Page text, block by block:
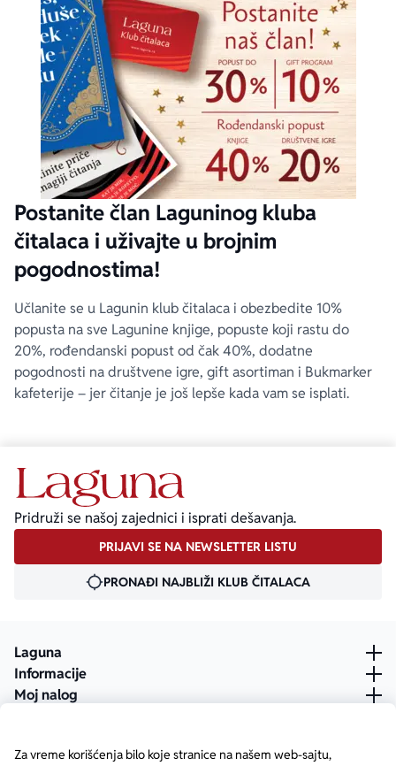
Za vreme korišćenja bilo koje stranice na našem web-sajtu,
Postanite član Laguninog kluba
čitalaca i uživajte u brojnim
pogodnostima!
Učlanite se u Lagunin klub čitalaca i obezbedite 10%
popusta na sve Lagunine knjige, popuste koji rastu do
20%, rođendanski popust od čak 40%, dodatne
pogodnosti na društvene igre, gift asortiman i Bukmarker
kafeterije – jer čitanje je još lepše kada vam se isplati.
Pridruži se našoj zajednici i isprati dešavanja.
PRIJAVI SE NA NEWSLETTER LISTU
PRONAĐI NAJBLIŽI KLUB ČITALACA
Laguna
Informacije
Moj nalog